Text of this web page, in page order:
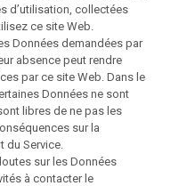
d’utilisation, collectées
ce site Web.
Données demandées par
absence peut rendre
par ce site Web. Dans le
Données ne sont
libres de ne pas les
sur la
Service.
sur les Données
à contacter le